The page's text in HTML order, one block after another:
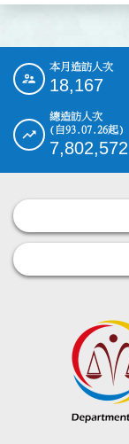
::: 本月造訪人次
18,167
總造訪人次
(自93.07.26起)
7,802,572